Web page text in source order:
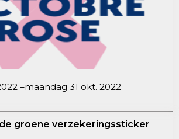
–maandag 31 okt. 2022
groene verzekeringssticker